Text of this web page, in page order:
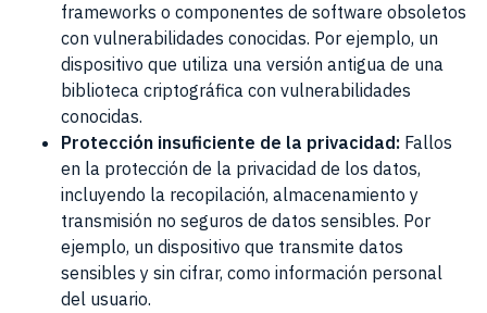
frameworks o componentes de software obsoletos
con vulnerabilidades conocidas. Por ejemplo, un
dispositivo que utiliza una versión antigua de una
biblioteca criptográfica con vulnerabilidades
conocidas.
Protección insuficiente de la privacidad: Fallos
en la protección de la privacidad de los datos,
incluyendo la recopilación, almacenamiento y
transmisión no seguros de datos sensibles. Por
ejemplo, un dispositivo que transmite datos
sensibles y sin cifrar, como información personal
del usuario.